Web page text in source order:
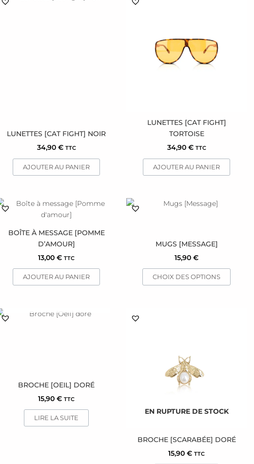
LUNETTES [CAT FIGHT] NOIR
34,90 € TTC
AJOUTER AU PANIER
LUNETTES [CAT FIGHT]
TORTOISE
34,90 € TTC
AJOUTER AU PANIER
BOÎTE À MESSAGE [POMME
D’AMOUR]
13,00€ TTC
AJOUTER AU PANIER
MUGS [MESSAGE]
15,90€
CHOIX DES OPTIONS
Ce
variations.
Les
options
peuvent
produit
BROCHE [OEIL] DORÉ
15,90€ TTC
LIRE LA SUITE
EN RUPTURE DE STOCK
BROCHE [SCARABÉE] DORÉ
15,90€ TTC